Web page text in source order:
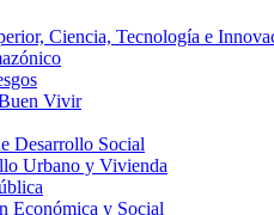
Ciencia, Tecnología e
Vivir
Desarrollo Social
Urbano y Vivienda
Económica y Social